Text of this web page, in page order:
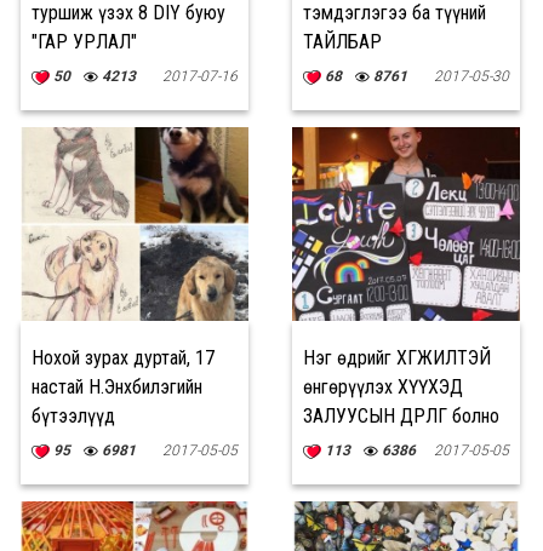
туршиж үзэх 8 DIY буюу
"ГАР УРЛАЛ"
50 4213 2017-07-16
тэмдэглэгээ ба түүний
ТАЙЛБАР
68 8761 2017-05-30
Нохой зурах дуртай, 17
настай Н.Энхбилэгийн
бүтээлүүд
95 6981 2017-05-05
Нэг өдрийг ХӨГЖИЛТЭЙ
өнгөрүүлэх ХҮҮХЭД
ЗАЛУУСЫН ӨДӨРЛӨГ болно
113 6386 2017-05-05